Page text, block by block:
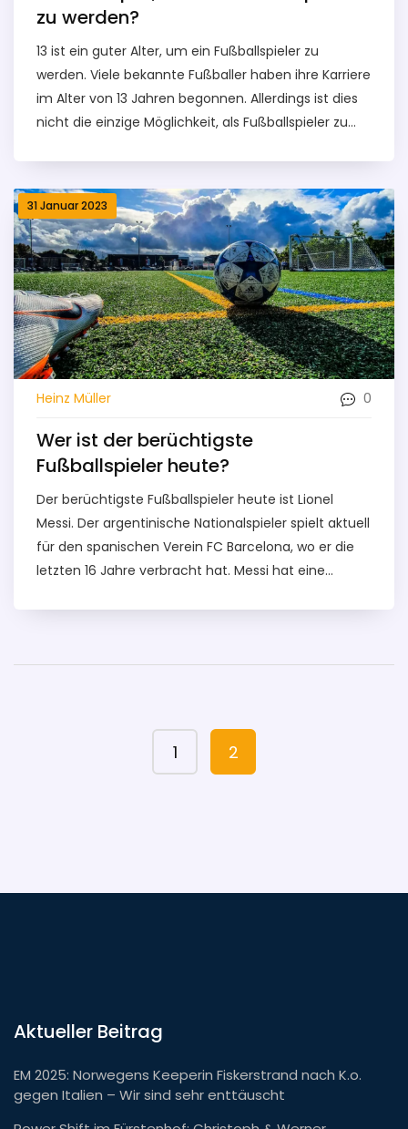
zu werden?
13 ist ein guter Alter, um ein Fußballspieler zu
werden. Viele bekannte Fußballer haben ihre Karriere
im Alter von 13 Jahren begonnen. Allerdings ist dies
nicht die einzige Möglichkeit, als Fußballspieler zu
geworden. Es ist wichtig, dass man über eine gute
Grundlage an Fähigkeiten, Techniken und Taktiken
verfügt, um als Fußballspieler zu starten. Zudem
sollte man sich auf dem neuesten Stand halten, um
Erfolg zu haben. Insgesamt ist es möglich, auch mit
13 Jahren ein erfolgreicher Fußballspieler zu werden.
31 Januar 2023
Heinz Müller 0
Wer ist der berüchtigste
Fußballspieler heute?
Der berüchtigste Fußballspieler heute ist Lionel
Messi. Der argentinische Nationalspieler spielt aktuell
für den spanischen Verein FC Barcelona, wo er die
letzten 16 Jahre verbracht hat. Messi hat eine
gewonnen, dass es schwer ist, sie alle aufzuzählen.
er mehrere philanthropische Projekte unterstützt.
1 2
Aktueller Beitrag
EM 2025: Norwegens Keeperin Fiskerstrand nach K.o.
gegen Italien – Wir sind sehr enttäuscht